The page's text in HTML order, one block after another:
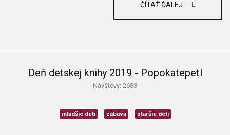
ČÍTAŤ ĎALEJ...
Deň detskej knihy 2019 - Popokatepetl
Návštevy: 2683
mladšie deti zábava staršie deti